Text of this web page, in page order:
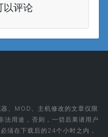
以评论
、MOD、主机修改的文章仅限
法用途，否则，一切后果请用户
须在下载后的24个小时之内，